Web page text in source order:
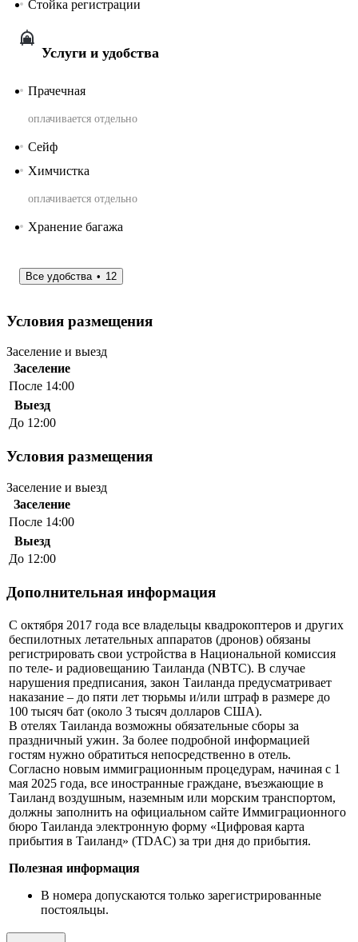
Стойка регистрации
Услуги и удобства
Прачечная
оплачивается отдельно
Сейф
Химчистка
оплачивается отдельно
Хранение багажа
Все удобства 12
Условия размещения
Заселение и выезд
Заселение
После 14:00
Выезд
До 12:00
Условия размещения
Заселение и выезд
Заселение
После 14:00
Выезд
До 12:00
Дополнительная информация
С октября 2017 года все владельцы квадрокоптеров и других
беспилотных летательных аппаратов (дронов) обязаны
регистрировать свои устройства в Национальной комиссия
по теле- и радиовещанию Таиланда (NBTC). В случае
нарушения предписания, закон Таиланда предусматривает
наказание – до пяти лет тюрьмы и/или штраф в размере до
100 тысяч бат (около 3 тысяч долларов США).
В отелях Таиланда возможны обязательные сборы за
праздничный ужин. За более подробной информацией
гостям нужно обратиться непосредственно в отель.
Согласно новым иммиграционным процедурам, начиная с 1
мая 2025 года, все иностранные граждане, въезжающие в
Таиланд воздушным, наземным или морским транспортом,
должны заполнить на официальном сайте Иммиграционного
бюро Таиланда электронную форму «Цифровая карта
прибытия в Таиланд» (TDAC) за три дня до прибытия.
Полезная информация
В номера допускаются только зарегистрированные
постояльцы.